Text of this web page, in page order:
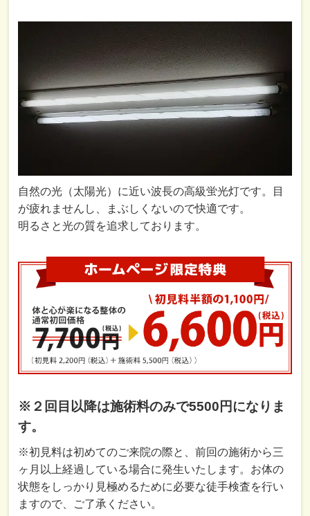
自然の光（太陽光）に近い波長の高級蛍光灯です。目
が疲れませんし、まぶしくないので快適です。
明るさと光の質を追求しております。
※２回目以降は施術料のみで5500円になりま
す。
※初見料は初めてのご来院の際と、前回の施術から三
ヶ月以上経過している場合に発生いたします。お体の
状態をしっかり見極めるために必要な徒手検査を行い
ますので、ご了承ください。